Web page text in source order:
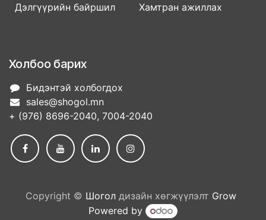
Дэлгүүрийн байршил Хамтран ажиллах
Холбоо барих
Бидэнтэй холбогдох
sales@shogol.mn
+ (976) 8696-2040, 7004-2040
Copyright © Шоголдизайн хөгжүүлэлт Grow
Powered by